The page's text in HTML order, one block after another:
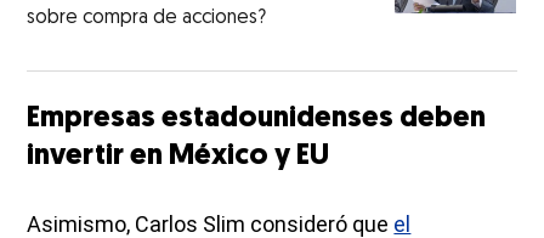
sobre compra de acciones?
Empresas estadounidenses deben
invertir en México y EU
Asimismo, Carlos Slim consideró que el